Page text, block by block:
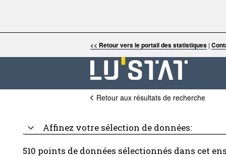
<< Retour vers le portail des statistiques |
Retour aux résultats de recherche
Affinez votre sélection de données:
510 points de données sélectionnés dans cet